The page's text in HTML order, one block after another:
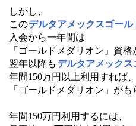
しかし、
このデルタアメックスゴール
入会から一年間は
「ゴールドメダリオン」資格
翌年以降も デルタアメックス
年間150万円以上利用すれば、
「ゴールドメダリオン」がも
年間150万円利用するには、